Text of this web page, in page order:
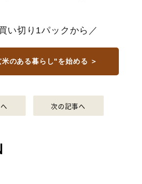
い切り1パックから／
のある暮らし"を始める ＞
次の記事へ